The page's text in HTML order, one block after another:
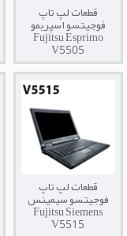
قطعات لپ تاپ
فوجیتسو اسپریمو
Fujitsu Esprimo
V5505
قطعات لپ تاپ
فوجیتسو سیمینس
Fujitsu Siemens
V5515